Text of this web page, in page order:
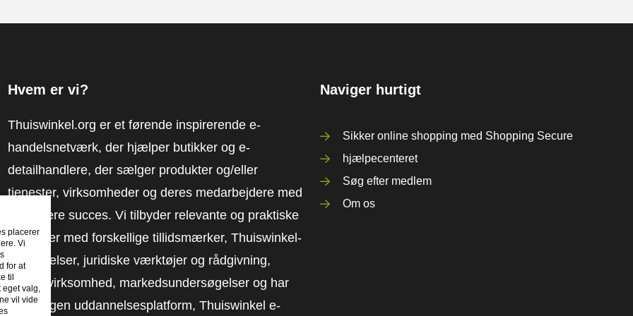
Hvem er vi?
Thuiswinkel.org er et førende inspirerende e-
handelsnetværk, der hjælper butikker og e-
detailhandlere, der sælger produkter og/eller
tjenester, virksomheder og deres medarbejdere med
at få mere succes. Vi tilbyder relevante og praktiske
løsninger med forskellige tillidsmærker, Thuiswinkel-
anmeldelser, juridiske værktøjer og rådgivning,
fortalervirksomhed, markedsundersøgelser og har
vores egen uddannelsesplatform, Thuiswinkel e-
Naviger hurtigt
Sikker online shopping med Shopping Secure
hjælpecenteret
Søg efter medlem
Om os
placerer
Vi
for at
til
eget valg,
vil vide